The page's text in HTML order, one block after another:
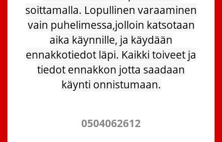
soittamalla. Lopullinen varaaminen
vain puhelimessa,jolloin katsotaan
aika käynnille, ja käydään
ennakkotiedot läpi. Kaikki toiveet ja
tiedot ennakkon jotta saadaan
käynti onnistumaan.
0504062612